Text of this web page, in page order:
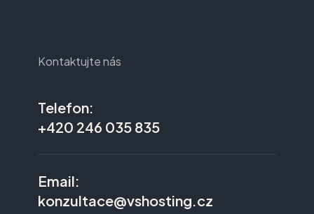
Kontaktujte nás
Telefon:
+420 246 035 835
Email:
konzultace@vshosting.cz